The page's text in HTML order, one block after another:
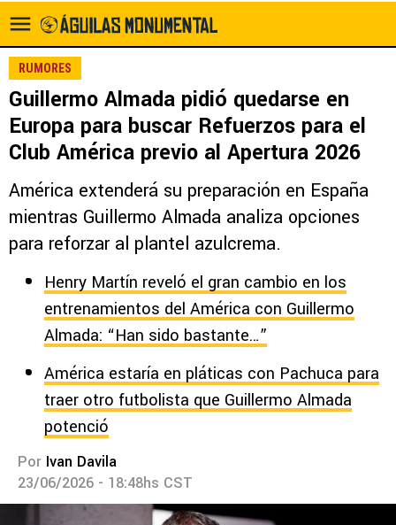
RUMORES
Guillermo Almada pidió quedarse en
Europa para buscar Refuerzos para el
Club América previo al Apertura 2026
América extenderá su preparación en España
mientras Guillermo Almada analiza opciones
para reforzar al plantel azulcrema.
Henry Martín reveló el gran cambio en los
entrenamientos del América con Guillermo
Almada: “Han sido bastante…”
América estaría en pláticas con Pachuca para
traer otro futbolista que Guillermo Almada
potenció
Por Ivan Davila
23/06/2026 - 18:48hs CST